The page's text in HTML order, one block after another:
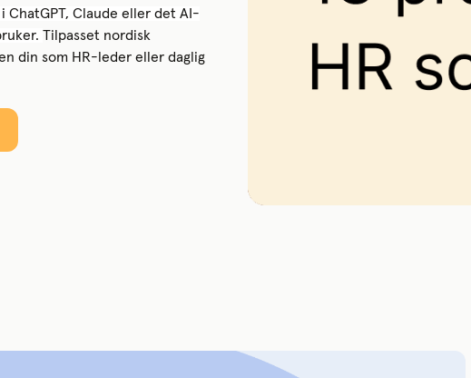
ChatGPT, Claude eller det AI-
Tilpasset nordisk
din som HR-leder eller daglig